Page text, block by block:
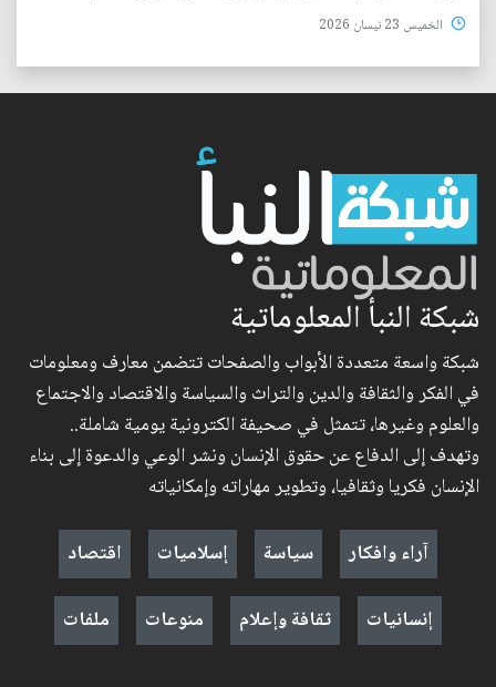
الخميس 23 نيسان 2026
شبكة النبأ المعلوماتية
شبكة واسعة متعددة الأبواب والصفحات تتضمن معارف ومعلومات
في الفكر والثقافة والدين والتراث والسياسة والاقتصاد والاجتماع
والعلوم وغيرها، تتمثل في صحيفة الكترونية يومية شاملة..
وتهدف إلى الدفاع عن حقوق الإنسان ونشر الوعي والدعوة إلى بناء
الإنسان فكريا وثقافيا، وتطوير مهاراته وإمكانياته
آراء وافكار
سياسة إسلاميات
اقتصاد
إنسانيات
ثقافة وإعلام منوعات ملفات